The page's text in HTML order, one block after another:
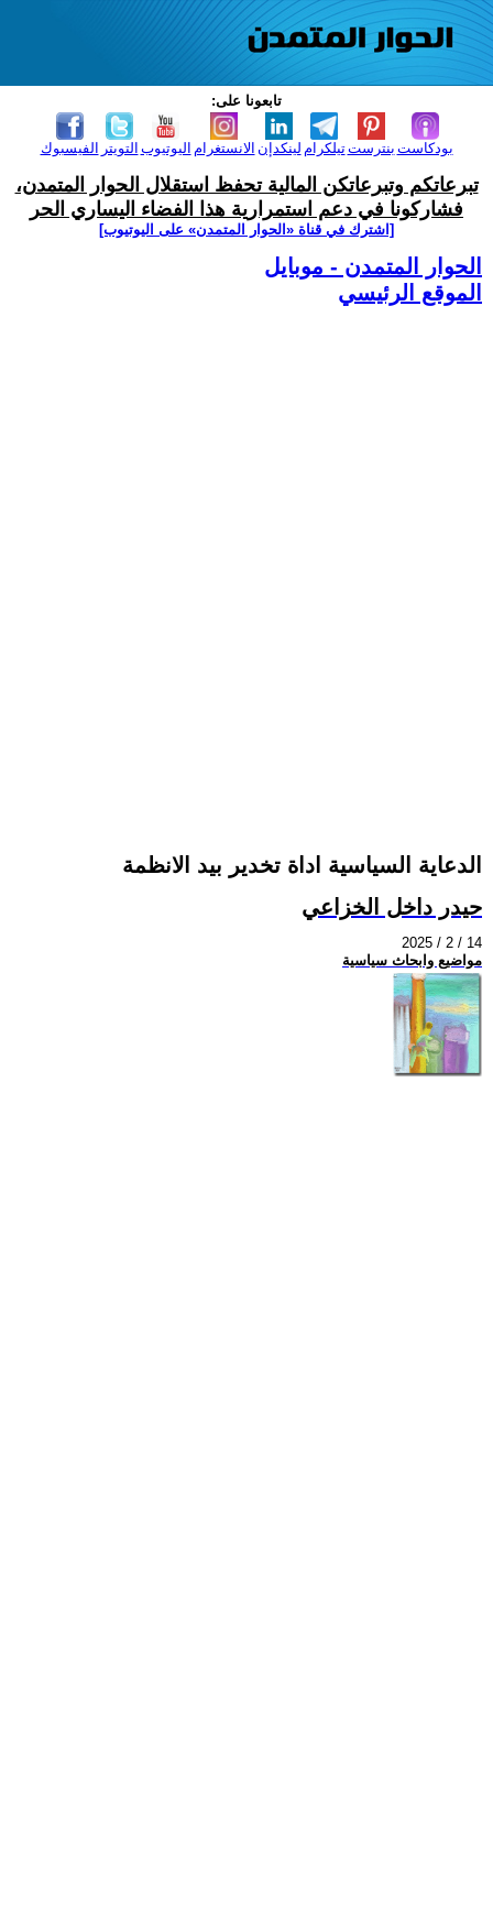
تابعونا على:
الفيسبوك التويتر اليوتيوب الانستغرام لينكدإن تيلكرامبنترست بودكاست
تبرعاتكم وتبرعاتكن المالية تحفظ استقلال الحوار المتمدن،
فشاركونا في دعم استمرارية هذا الفضاء اليساري الحر
[اشترك في قناة ‫«الحوار المتمدن» على اليوتيوب]
الحوار المتمدن - موبايل
الموقع الرئيسي
الدعاية السياسية اداة تخدير بيد الانظمة
حيدر داخل الخزاعي
2025 / 2 / 14
مواضيع وابحاث سياسية